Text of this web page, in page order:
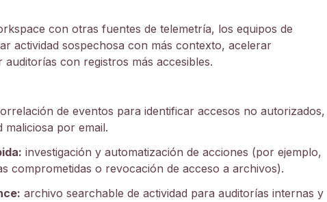
con otras fuentes de telemetría, los equipos de
actividad sospechosa con más contexto, acelerar
auditorías con registros más accesibles.
de eventos para identificar accesos no autorizados,
maliciosa por email.
investigación y automatización de acciones (por ejemplo,
comprometidas o revocación de acceso a archivos).
archivo searchable de actividad para auditorías internas y